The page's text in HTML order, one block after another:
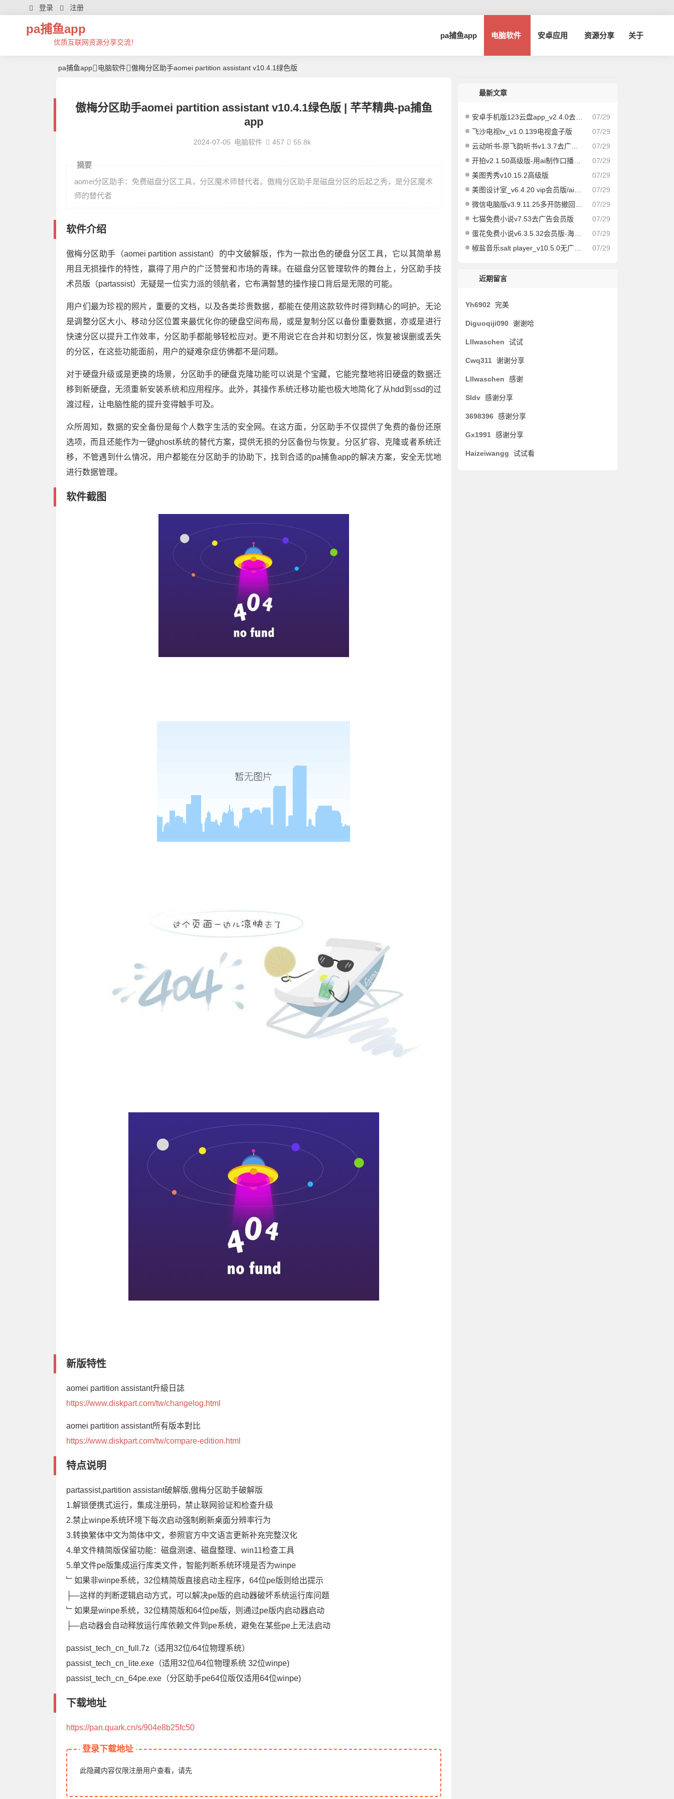
登录 注册
pa捕鱼app
优质互联网资源分享交流！
pa捕鱼app 电脑软件 安卓应用 资源分享 关于
pa捕鱼app 电脑软件 傲梅分区助手aomei partition assistant v10.4.1绿色版
傲梅分区助手aomei partition assistant v10.4.1绿色版 | 芊芊精典-pa捕鱼
app
2024-07-05 电脑软件 457 55.8k
摘要
aomei分区助手：免费磁盘分区工具，分区魔术师替代者。傲梅分区助手是磁盘分区的后起之秀，是分区魔术
师的替代者
软件介绍
傲梅分区助手（aomei partition assistant）的中文破解版，作为一款出色的硬盘分区工具，它以其简单易
用且无损操作的特性，赢得了用户的广泛赞誉和市场的青睐。在磁盘分区管理软件的舞台上，分区助手技
术员版（partassist）无疑是一位实力派的领航者，它布满智慧的操作接口背后是无限的可能。
用户们最为珍视的照片，重要的文档，以及各类珍贵数据，都能在使用这款软件时得到精心的呵护。无论
是调整分区大小、移动分区位置来最优化你的硬盘空间布局，或是复制分区以备份重要数据，亦或是进行
快速分区以提升工作效率，分区助手都能够轻松应对。更不用说它在合并和切割分区，恢复被误删或丢失
的分区，在这些功能面前，用户的疑难杂症仿佛都不是问题。
对于硬盘升级或是更换的场景，分区助手的硬盘克隆功能可以说是个宝藏，它能完整地将旧硬盘的数据迁
移到新硬盘，无须重新安装系统和应用程序。此外，其操作系统迁移功能也极大地简化了从hdd到ssd的过
渡过程，让电脑性能的提升变得触手可及。
众所周知，数据的安全备份是每个人数字生活的安全网。在这方面，分区助手不仅提供了免费的备份还原
选项，而且还能作为一键ghost系统的替代方案，提供无损的分区备份与恢复。分区扩容、克隆或者系统迁
移，不管遇到什么情况，用户都能在分区助手的协助下，找到合适的pa捕鱼app的解决方案，安全无忧地
进行数据管理。
软件截图
新版特性
aomei partition assistant升級日誌
https://www.diskpart.com/tw/changelog.html
aomei partition assistant所有版本對比
https://www.diskpart.com/tw/compare-edition.html
特点说明
partassist,partition assistant破解版,傲梅分区助手破解版
1.解锁便携式运行，集成注册码，禁止联网验证和检查升级
2.禁止winpe系统环境下每次启动强制刷新桌面分辨率行为
3.转换繁体中文为简体中文，参照官方中文语言更新补充完整汉化
4.单文件精简版保留功能：磁盘测速、磁盘整理、win11检查工具
5.单文件pe版集成运行库类文件，智能判断系统环境是否为winpe
﹂如果非winpe系统，32位精简版直接启动主程序，64位pe版则给出提示
├—这样的判断逻辑启动方式，可以解决pe版的启动器破坏系统运行库问题
﹂如果是winpe系统，32位精简版和64位pe版，则通过pe版内启动器启动
├—启动器会自动释放运行库依赖文件到pe系统，避免在某些pe上无法启动
passist_tech_cn_full.7z（适用32位/64位物理系统）
passist_tech_cn_lite.exe（适用32位/64位物理系统 32位winpe)
passist_tech_cn_64pe.exe（分区助手pe64位版仅适用64位winpe)
下载地址
https://pan.quark.cn/s/904e8b25fc50
登录下载地址
此隐藏内容仅限注册用户查看，请先
最新文章
07/29
安卓手机版123云盘app_v2.4.0去广告版
07/29
飞沙电视tv_v1.0.139电视盒子版
07/29
云动听书-原飞韵听书v1.3.7去广告纯净版/海量资源
07/29
开拍v2.1.50高级版-用ai制作口播视频
07/29
美图秀秀v10.15.2高级版
07/29
美图设计室_v6.4.20 vip会员版/ai作图海报编辑
07/29
微信电脑版v3.9.11.25多开防撤回绿色版
07/29
七猫免费小说v7.53去广告会员版
07/29
蛋花免费小说v6.3.5.32会员版-海量免费小说有声小说阅读听书
07/29
椒盐音乐salt player_v10.5.0无广告纯净版
近期留言
Yh6902 完美
Diguoqiji090 谢谢哈
Lllwaschen 试试
Cwq311 谢谢分享
Lllwaschen 感谢
Sldv 感谢分享
3698396 感谢分享
Gx1991 感谢分享
Haizeiwangg 试试看